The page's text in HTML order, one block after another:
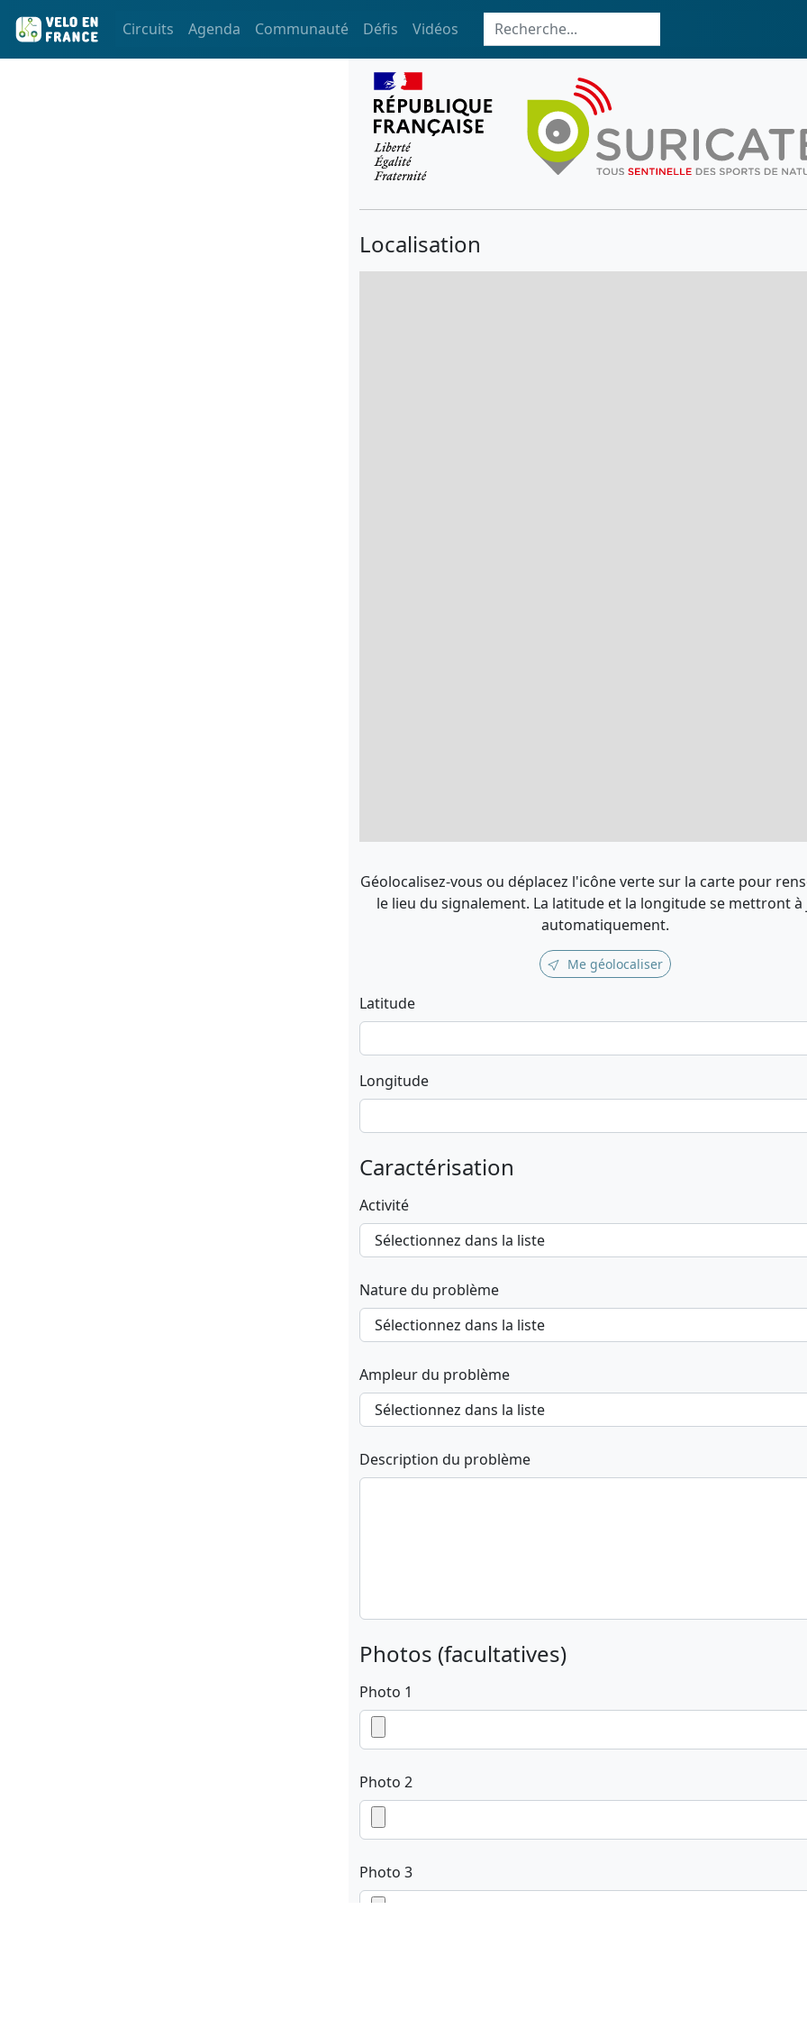
Circuits Agenda Communauté Défis Vidéos
Localisation
Géolocalisez-vous ou déplacez l'icône verte sur la carte pour
le lieu du signalement. La latitude et la longitude se mettront
automatiquement.
Me géolocaliser
Latitude
Longitude
Caractérisation
Activité
Nature du problème
Ampleur du problème
Description du problème
Photos (facultatives)
Photo 1
Photo 2
Photo 3